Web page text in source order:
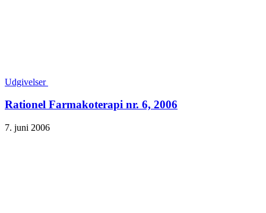
Udgivelser
Rationel Farmakoterapi nr. 6, 2006
7. juni 2006